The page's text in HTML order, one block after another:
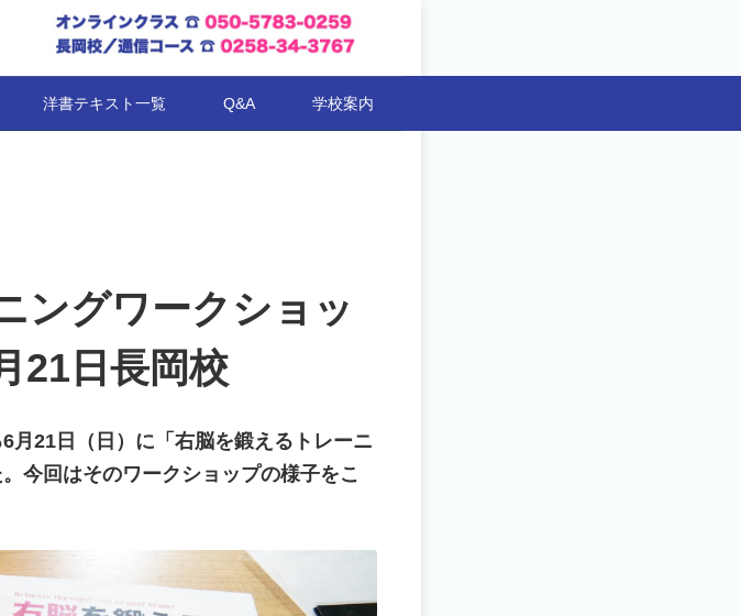
洋書テキスト一覧 Q&A 学校案内
ングワークショッ
21日長岡校
月 21 日（日）に「右脳を鍛えるトレーニ
今回はそのワークショップの様子をこ